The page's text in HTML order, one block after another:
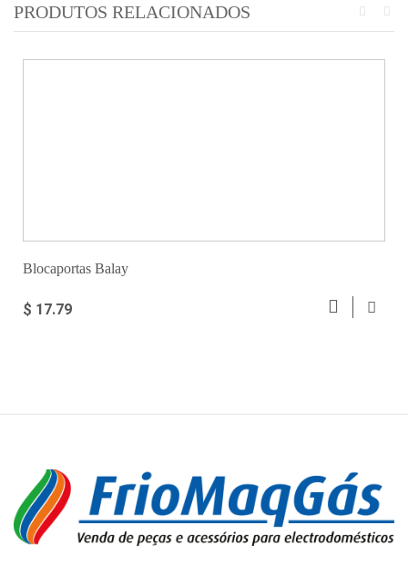
PRODUTOS RELACIONADOS
Blocaportas Balay
$ 17.79